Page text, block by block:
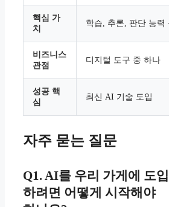
핵심 가
치
학습, 추론, 판단 능력 구현
비즈니스
관점
디지털 도구 중 하나
성공 핵
심
최신 AI 기술 도입
자주 묻는 질문
Q1. AI를 우리 가게에 도입
하려면 어떻게 시작해야